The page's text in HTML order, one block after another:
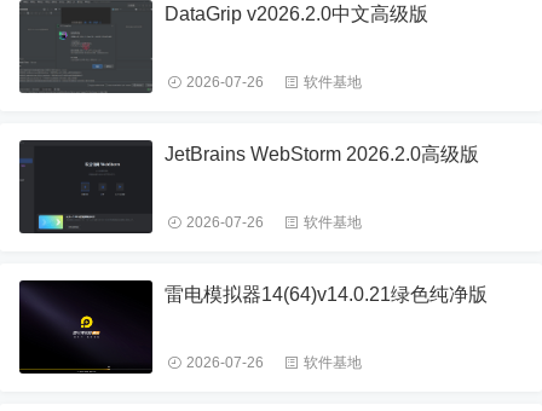
DataGrip v2026.2.0中文高级版
2026-07-26 软件基地
JetBrains WebStorm 2026.2.0高级版
2026-07-26 软件基地
雷电模拟器14(64)v14.0.21绿色纯净版
2026-07-26 软件基地